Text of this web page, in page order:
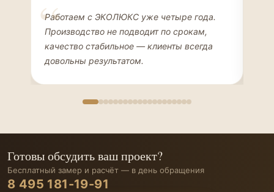
Елена Соколова
ДИЗАЙНЕР ИНТЕРЬЕРОВ
Работаем с ЭКОЛЮКС уже четыре года.
Производство не подводит по срокам,
качество стабильное — клиенты всегда
довольны результатом.
Готовы обсудить ваш проект?
Бесплатный замер и расчёт — в день обращения
8 495 181-19-91